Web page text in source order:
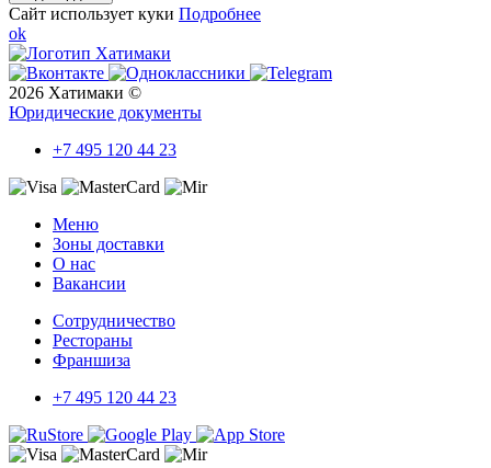
Сайт использует куки Подробнее
ok
2026 Хатимаки ©
Юридические документы
+7 495 120 44 23
Меню
Зоны доставки
О нас
Вакансии
Сотрудничество
Рестораны
Франшиза
+7 495 120 44 23